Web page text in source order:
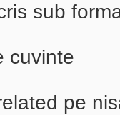
sub
cuvinte
pe